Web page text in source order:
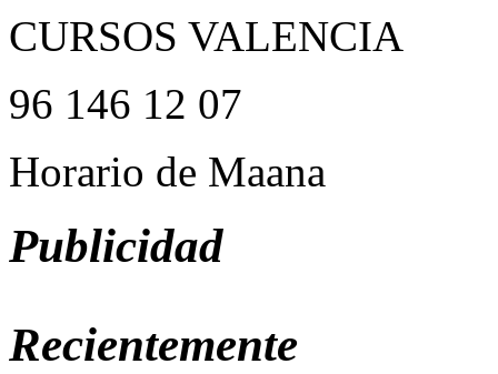
CURSOS VALENCIA
96 146 12 07
Horario de Maana
Publicidad
Recientemente